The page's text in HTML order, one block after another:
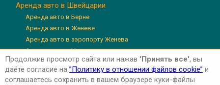
Аренда авто в Швейцарии
Аренда авто в Берне
Аренда авто в Женеве
Аренда авто в аэропорту Женева
Аренда авто в Цюрихе
Аренда авто в аэропорту Цюрих
Аренда авто в Люцерне
Продолжив просмотр сайта или нажав 'Принять все', вы
даёте согласие на ”Политику в отношении файлов cookie” и
соглашаетесь сохранить в вашем браузере куки-файлы